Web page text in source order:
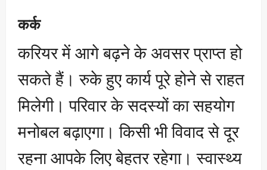
कर्क
करियर में आगे बढ़ने के अवसर प्राप्त हो
सकते हैं। रुके हुए कार्य पूरे होने से राहत
मिलेगी। परिवार के सदस्यों का सहयोग
मनोबल बढ़ाएगा। किसी भी विवाद से दूर
रहना आपके लिए बेहतर रहेगा। स्वास्थ्य